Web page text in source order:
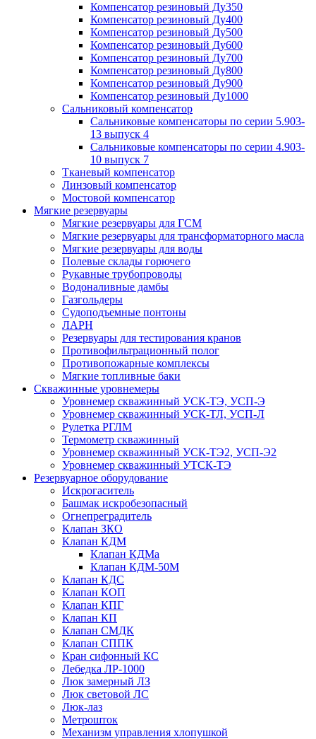
Компенсатор резиновый Ду350
Компенсатор резиновый Ду400
Компенсатор резиновый Ду500
Компенсатор резиновый Ду600
Компенсатор резиновый Ду700
Компенсатор резиновый Ду800
Компенсатор резиновый Ду900
Компенсатор резиновый Ду1000
Сальниковый компенсатор
Сальниковые компенсаторы по серии 5.903-
13 выпуск 4
Сальниковые компенсаторы по серии 4.903-
10 выпуск 7
Тканевый компенсатор
Линзовый компенсатор
Мостовой компенсатор
Мягкие резервуары
Мягкие резервуары для ГСМ
Мягкие резервуары для трансформаторного масла
Мягкие резервуары для воды
Полевые склады горючего
Рукавные трубопроводы
Водоналивные дамбы
Газгольдеры
Судоподъемные понтоны
ЛАРН
Резервуары для тестирования кранов
Противофильтрационный полог
Противопожарные комплексы
Мягкие топливные баки
Скважинные уровнемеры
Уровнемер скважинный УСК-ТЭ, УСП-Э
Уровнемер скважинный УСК-ТЛ, УСП-Л
Рулетка РГЛМ
Термометр скважинный
Уровнемер скважинный УСК-ТЭ2, УСП-Э2
Уровнемер скважинный УТСК-ТЭ
Резервуарное оборудование
Искрогаситель
Башмак искробезопасный
Огнепреградитель
Клапан ЗКО
Клапан КДМ
Клапан КДМа
Клапан КДМ-50М
Клапан КДС
Клапан КОП
Клапан КПГ
Клапан КП
Клапан СМДК
Клапан СППК
Кран сифонный КС
Лебедка ЛР-1000
Люк замерный ЛЗ
Люк световой ЛС
Люк-лаз
Метрошток
Механизм управления хлопушкой